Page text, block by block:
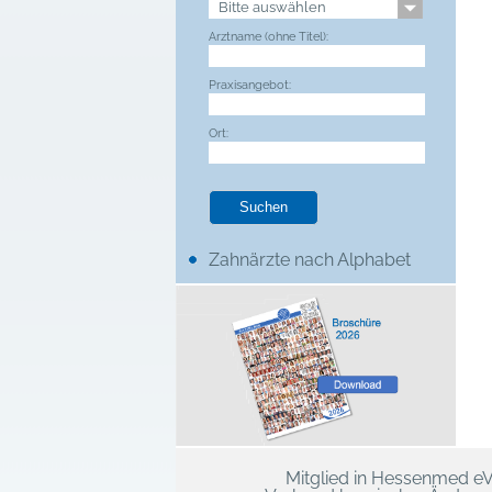
Arztname (ohne Titel):
Praxisangebot:
Ort:
Zahnärzte nach Alphabet
Mitglied in Hessenmed